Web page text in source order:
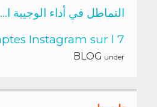
التماطل في أداء الوجيبة ا...
7 comptes Instagram sur l...
under
BLOG